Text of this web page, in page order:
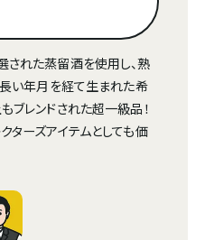
された蒸留酒を使用し、熟
い年月を経て生まれた希
レンドされた超一級品！
ターズアイテムとしても価